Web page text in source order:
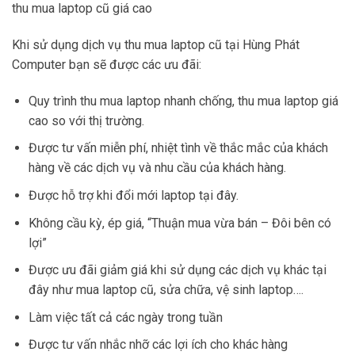
thu mua laptop cũ giá cao
Khi sử dụng dịch vụ thu mua laptop cũ tại Hùng Phát
Computer bạn sẽ được các ưu đãi:
Quy trình thu mua laptop nhanh chống, thu mua laptop giá
cao so với thị trường.
Được tư vấn miễn phí, nhiệt tình về thắc mắc của khách
hàng về các dịch vụ và nhu cầu của khách hàng.
Được hỗ trợ khi đổi mới laptop tại đây.
Không cầu kỳ, ép giá, “Thuận mua vừa bán – Đôi bên có
lợi”
Được ưu đãi giảm giá khi sử dụng các dịch vụ khác tại
đây như mua laptop cũ, sửa chữa, vệ sinh laptop….
Làm việc tất cả các ngày trong tuần
Được tư vấn nhắc nhỡ các lợi ích cho khác hàng